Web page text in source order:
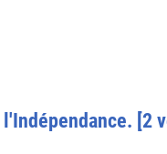
[2